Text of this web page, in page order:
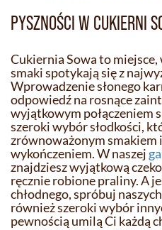
PYSZNOŚCI W CUKIERNI
Cukiernia Sowa to
smaki spotykają się z
Wprowadzenie słonego
odpowiedź na rosnące
wyjątkowym połączeniem
szeroki wybór słodkości,
zrównoważonym smakiem
wykończeniem. W naszej
znajdziesz wyjątkową
ręcznie robione praliny. A
chłodnego, spróbuj
również szeroki wybór
pewnością umilą Ci każdą